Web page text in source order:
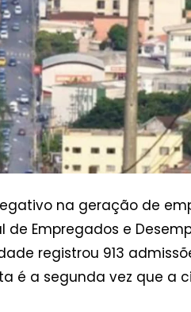
na geração de
de Empregados e
registrou 913
é a segunda vez que